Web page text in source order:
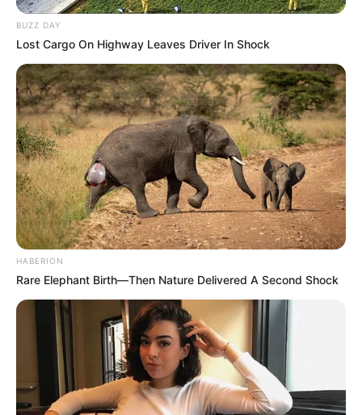
d’écuries du jour à VINCENNES dans le PRIX
TENOR DE BAUNE-AMERIQUE RACES Q4 – 21
Décembre 2025
PRONOSTIC QUINTÉ du jour dans la réunion n°1 sur
BUZZ DAY
Lost Cargo On Highway Leaves Driver In Shock
HABERION
Rare Elephant Birth—Then Nature Delivered A Second Shock